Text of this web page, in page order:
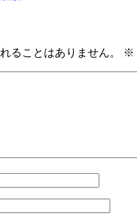
ることはありません。 ※